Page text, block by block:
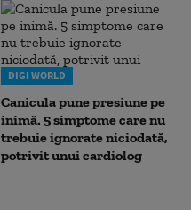
DIGI WORLD
Canicula pune presiune pe
inimă. 5 simptome care nu
trebuie ignorate niciodată,
potrivit unui cardiolog